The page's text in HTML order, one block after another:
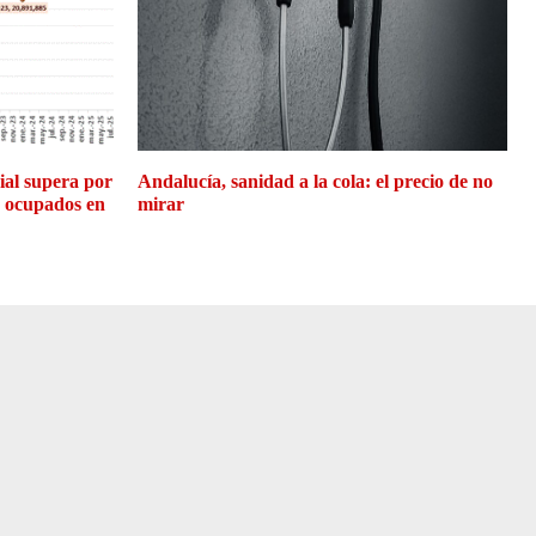
supera por
en
Andalucía, sanidad a la cola: el precio de no
mirar